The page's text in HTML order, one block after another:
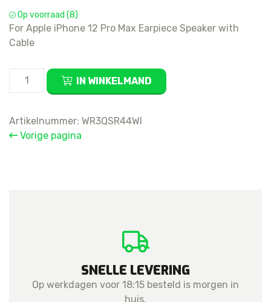
Op voorraad (8)
For Apple iPhone 12 Pro Max Earpiece Speaker with
Cable
Apple
12
Pro
IN WINKELMAND
Artikelnummer: WR3QSR44WI
Vorige pagina
SNELLE LEVERING
Op werkdagen voor 18:15 besteld is morgen in
huis.